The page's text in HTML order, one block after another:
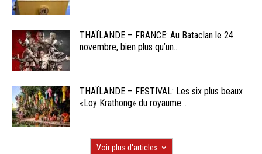
THAÏLANDE – FRANCE: Au Bataclan le 24
novembre, bien plus qu’un...
THAÏLANDE – FESTIVAL: Les six plus beaux
«Loy Krathong» du royaume...
Voir plus d'articles